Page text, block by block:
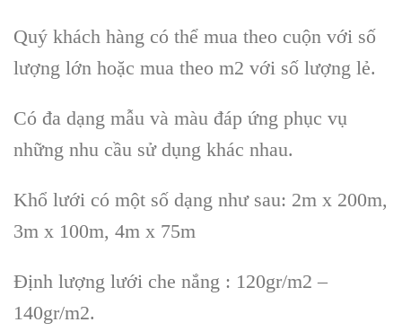
Quý khách hàng có thể mua theo cuộn với số
lượng lớn hoặc mua theo m2 với số lượng lẻ.
Có đa dạng mẫu và màu đáp ứng phục vụ
những nhu cầu sử dụng khác nhau.
Khổ lưới có một số dạng như sau: 2m x 200m,
3m x 100m, 4m x 75m
Định lượng lưới che nắng : 120gr/m2 –
140gr/m2.